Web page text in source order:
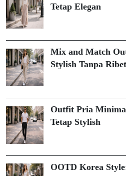
Tetap Elegan
Mix and Match
Stylish Tanpa Ribet
Outfit Pria
Tetap Stylish
OOTD Korea